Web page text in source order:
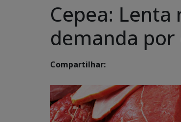
Cepea:
demanda
Compartilhar: